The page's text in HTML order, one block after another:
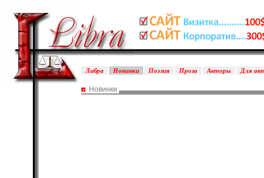
Либра Новинки Поэзия Проза Авторы Для
Новинки